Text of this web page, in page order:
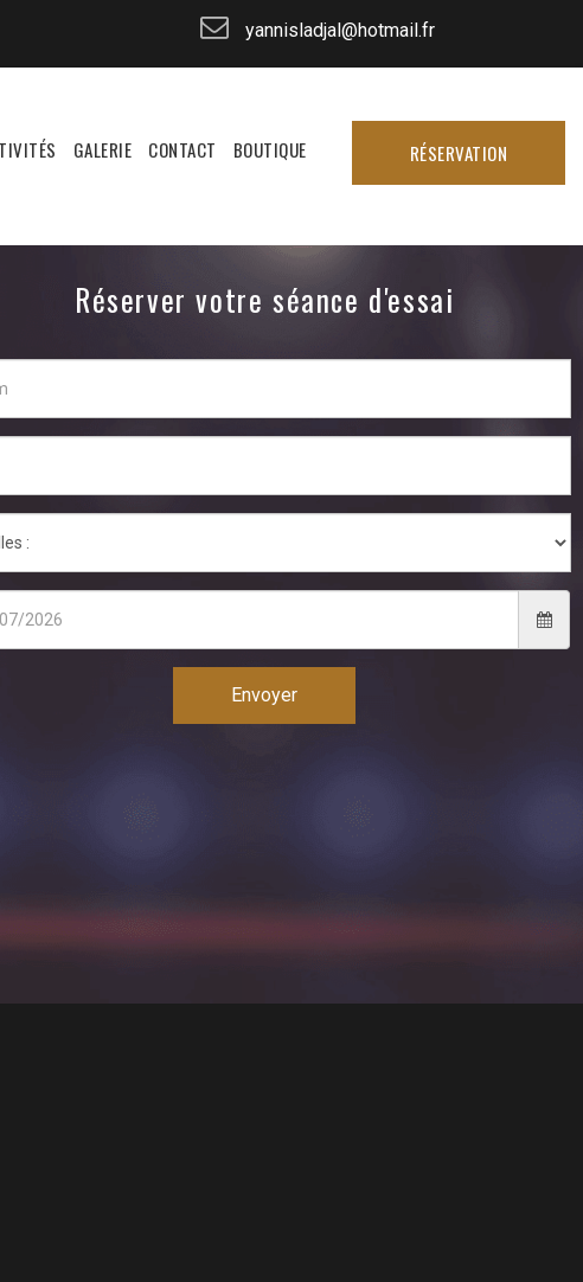
yannisladjal@hotmail.fr
GALERIE CONTACT BOUTIQUE RÉSERVATION
Réserver votre séance d'essai